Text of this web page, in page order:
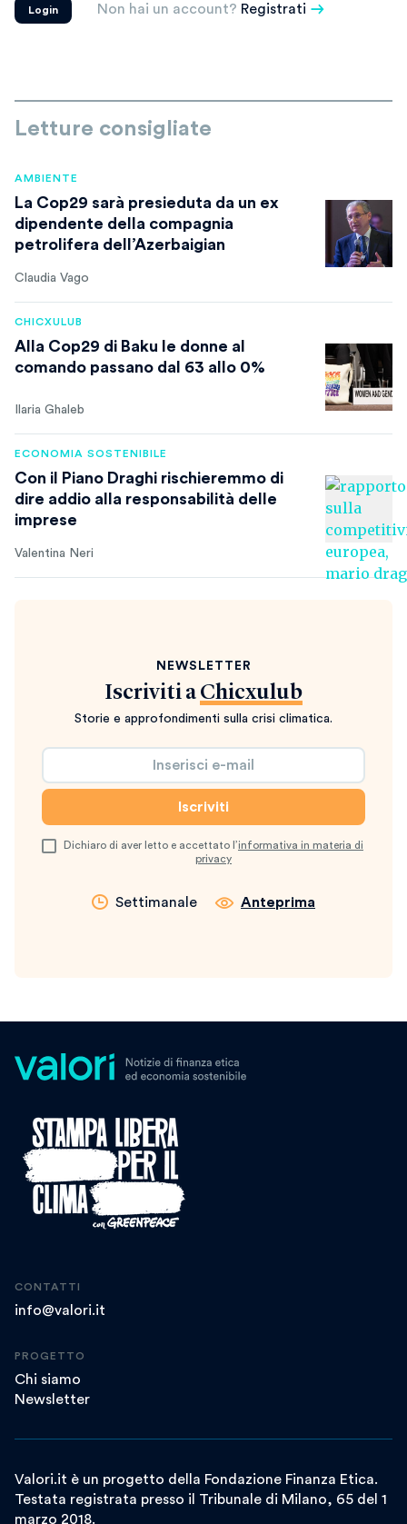
Login Non hai un account? Registrati
Letture consigliate
AMBIENTE
La Cop29 sarà presieduta da un ex
dipendente della compagnia
petrolifera dell’Azerbaigian
Claudia Vago
CHICXULUB
Alla Cop29 di Baku le donne al
comando passano dal 63 allo 0%
Ilaria Ghaleb
ECONOMIA SOSTENIBILE
Con il Piano Draghi rischieremmo di
dire addio alla responsabilità delle
imprese
Valentina Neri
NEWSLETTER
Iscriviti a Chicxulub
Storie e approfondimenti sulla crisi climatica.
Dichiaro di aver letto e accettato l’informativa in materia di
privacy
Settimanale Anteprima
CONTATTI
info@valori.it
PROGETTO
Chi siamo
Newsletter
Valori.it è un progetto della Fondazione Finanza Etica.
Testata registrata presso il Tribunale di Milano, 65 del 1
marzo 2018.